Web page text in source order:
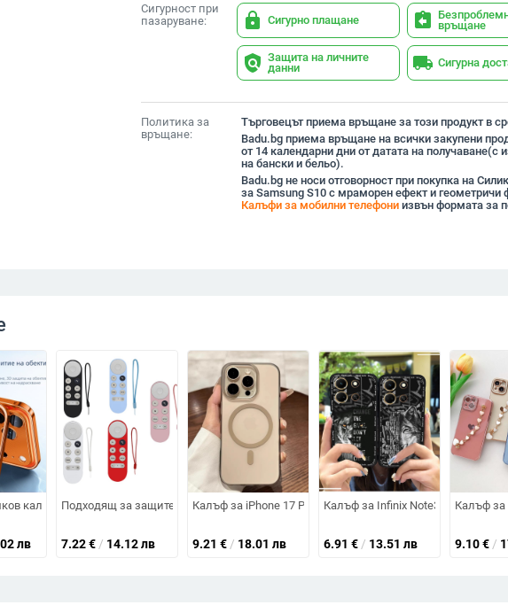
Сигурност при
пазаруване:
lock Сигурно плащане assignment_return връщане
policy Защита на личните
данни
local_shipping Сигурна
Политика за
връщане:
Търговецът приема връщане за този продукт в
Badu.bg приема връщане на всички закупени
от 14 календарни дни от датата на получаване(с
на бански и бельо).
Badu.bg не носи отговорност при покупка на
за Samsung S10 с мраморен ефект и геометричи
Калъфи за мобилни телефониизвън формата за
Fear за Apple 15, iPhone 14, Promax 13/12/11, с пълно покритие, устойчив на
калъф за iPhone със защитно фолио за обектива; съвместим с iPhone 14/13 серия;
лв
Подходящ за защитен калъф за дистанционно управление за Google TV 2020,
7.22€ / 14.12 лв
Калъф за iPhone 17 Pro Max, PC матов финиш, магнитна
9.21 € / 18.01 лв
Калъф за Infinix Note30 4G/
6.91 € / 13.51 лв
Калъф за
9.10€ /